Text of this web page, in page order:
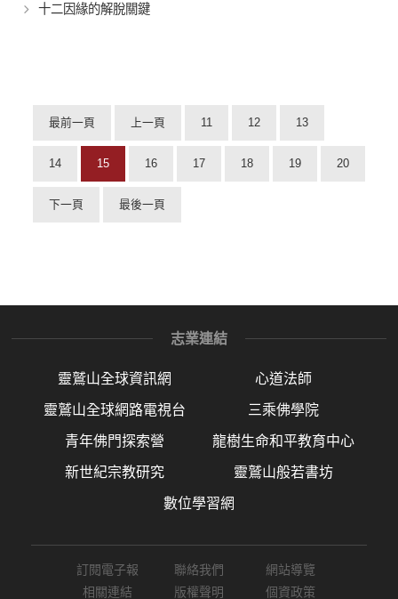
十二因緣的解脫關鍵
最前一頁 上一頁 11 12 13
14 15 16 17 18 19 20
下一頁 最後一頁
志業連結
靈鷲山全球資訊網 心道法師
靈鷲山全球網路電視台 三乘佛學院
青年佛門探索營 龍樹生命和平教育中心
新世紀宗教研究 靈鷲山般若書坊
數位學習網
訂閱電子報 聯絡我們
網站導覽
相關連結
版權聲明 個資政策